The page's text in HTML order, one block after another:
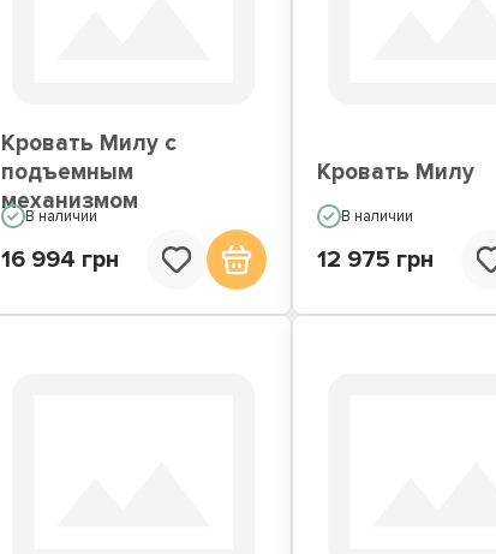
Кровать Милу с
подъемным
механизмом
В наличии
16 994 грн
Кровать Милу
В наличии
12 975 грн